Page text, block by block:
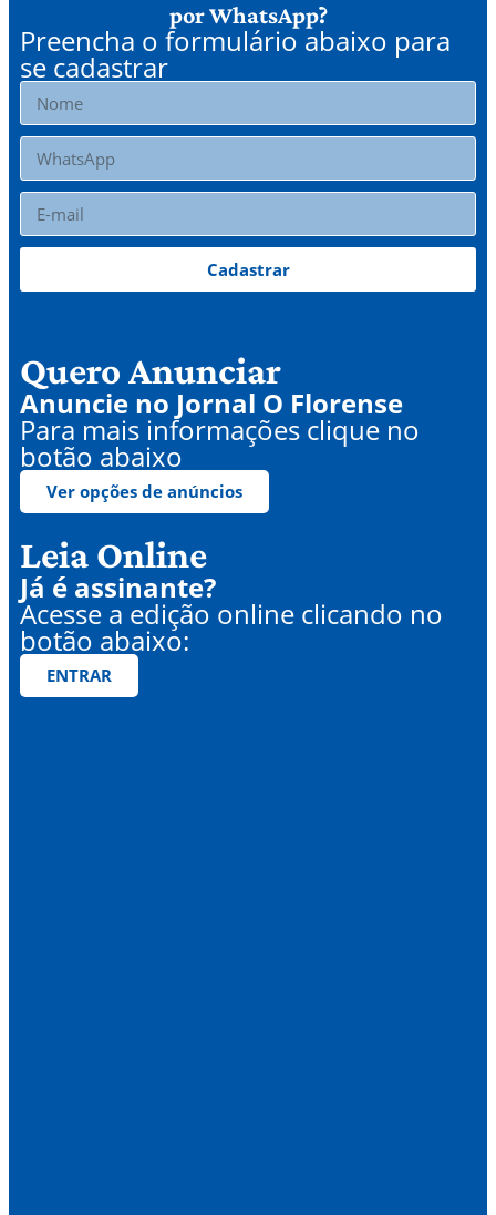
por WhatsApp?
Preencha o formulário abaixo para
se cadastrar
Cadastrar
Quero Anunciar
Anuncie no Jornal O Florense
Para mais informações clique no
botão abaixo
Ver opções de anúncios
Leia Online
Já é assinante?
Acesse a edição online clicando no
botão abaixo:
ENTRAR